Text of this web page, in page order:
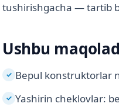
tushirishgacha — tartib
Ushbu
✓ Bepul konstruktorlar
✓ Yashirin cheklovlar: